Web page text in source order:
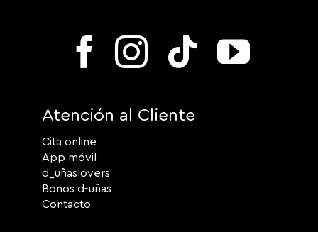
Atención al Cliente
Cita online
App móvil
d_uñaslovers
Bonos d-uñas
Contacto